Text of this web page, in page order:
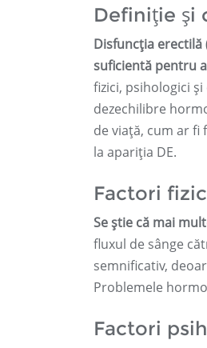
Definiție și
Disfuncția erectilă
suficientă pentru
fizici, psihologici
dezechilibre
de viață, cum ar fi
la apariția DE.
Factori
Se știe că mai
fluxul de sânge
semnificativ,
Problemele
Factori